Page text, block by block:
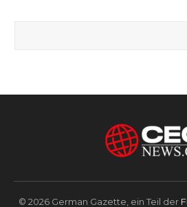
© 2026 German Gazette, ein Teil der